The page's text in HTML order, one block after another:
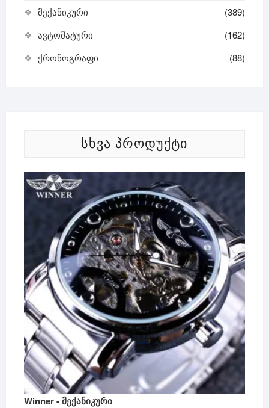
მექანიკური
(389)
ავტომატური
(162)
ქრონოგრაფი
(88)
ᲡᲮᲕᲐ ᲞᲠᲝᲓᲣᲥᲢᲘ
Winner - მექანიკური